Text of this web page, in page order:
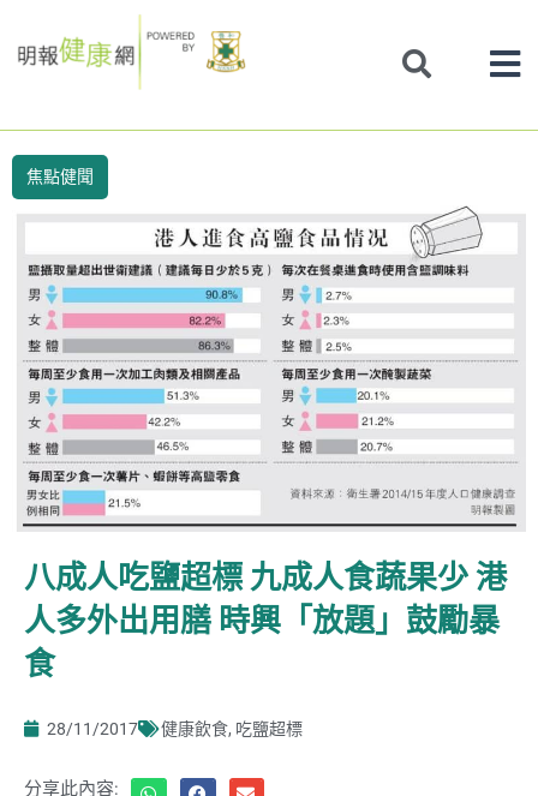
to
焦點健聞
八成人吃鹽超標 九成人食蔬果少 港
人多外出用膳 時興「放題」鼓勵暴
食
28/11/2017 健康飲食, 吃鹽超標
分享此內容: